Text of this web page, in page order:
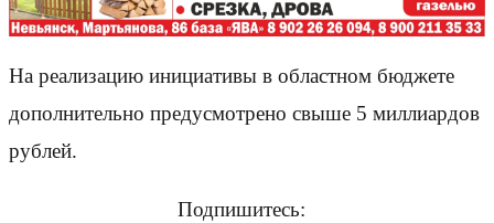
На реализацию инициативы в областном бюджете
дополнительно предусмотрено свыше 5 миллиардов
рублей.
Подпишитесь: